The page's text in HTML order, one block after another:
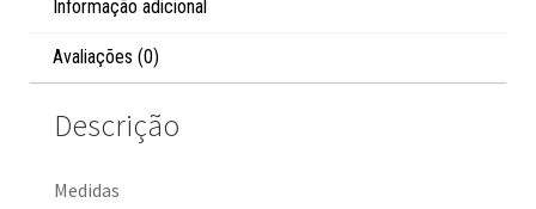
Informação adicional
Avaliações (0)
Descrição
Medidas